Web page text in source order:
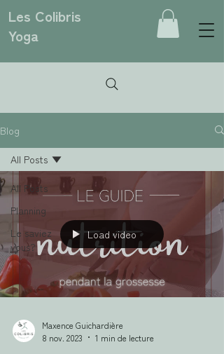
Les Colibris
Yoga
Blog
All Posts
Planning
Le saviez
vous?
All Posts
Load video
Maxence Guichardière
8 nov. 2023
1 min de lecture